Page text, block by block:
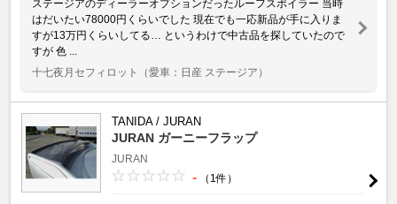
ステージアのディーラーオプションだったルーフスポイラー 当時
はだいたい78000円くらいでした 現在でも一応新品が手に入りま
すが13万円くらいしてる… というわけで中古品を探していたので
すが 色 ...
十七夜月セフィロット
（愛車：日産 ステージア）
TANIDA / JURAN
JURAN ガーニーフラップ
JURAN
- （1件）